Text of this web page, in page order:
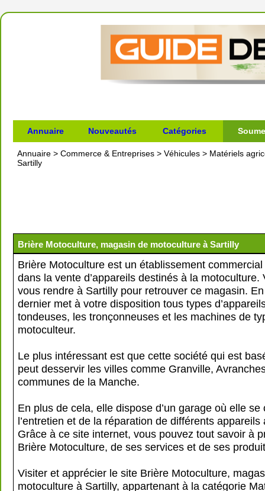
Annuaire Nouveautés Catégories
Annuaire > Commerce & Entreprises > Véhicules > Matériels
Sartilly
Brière Motoculture, magasin de motoculture à Sartilly
Brière Motoculture est un établissement
dans la vente d’appareils destinés à la motoculture.
vous rendre à Sartilly pour retrouver ce magasin.
dernier met à votre disposition tous types
tondeuses, les tronçonneuses et les machines de
motoculteur.
Le plus intéressant est que cette société qui est
peut desservir les villes comme Granville,
communes de la Manche.
En plus de cela, elle dispose d’un garage où elle se
l’entretien et de la réparation de différents appareils
Grâce à ce site internet, vous pouvez tout savoir à
Brière Motoculture, de ses services et de ses
Visiter et apprécier le site Brière Motoculture,
motoculture à Sartilly, appartenant à la catégorie